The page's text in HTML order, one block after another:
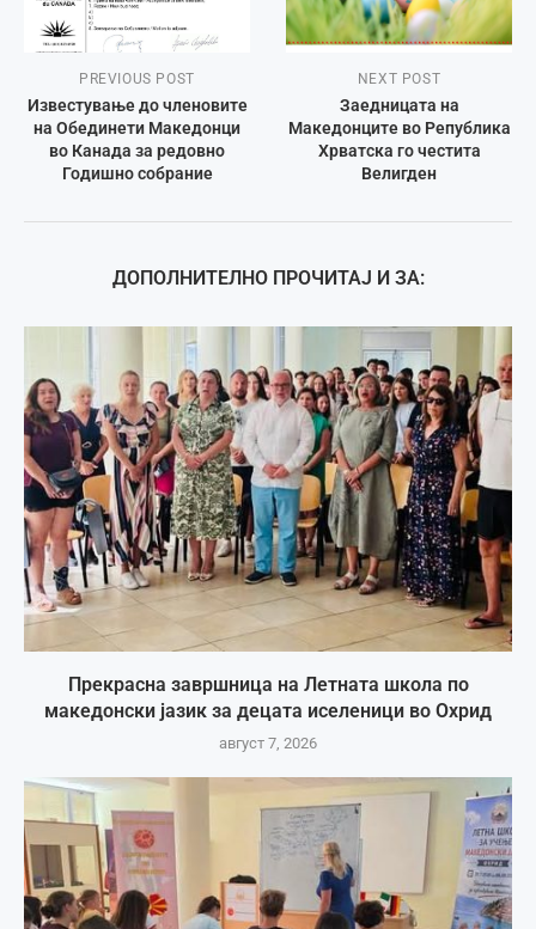
PREVIOUS POST
Известување до членовите
на Обединети Македонци
во Канада за редовно
Годишно собрание
NEXT POST
Заедницата на
Македонците во Република
Хрватска го честита
Велигден
ДОПОЛНИТЕЛНО ПРОЧИТАЈ И ЗА:
Прекрасна завршница на Летната школа по
македонски јазик за децата иселеници во Охрид
август 7, 2026